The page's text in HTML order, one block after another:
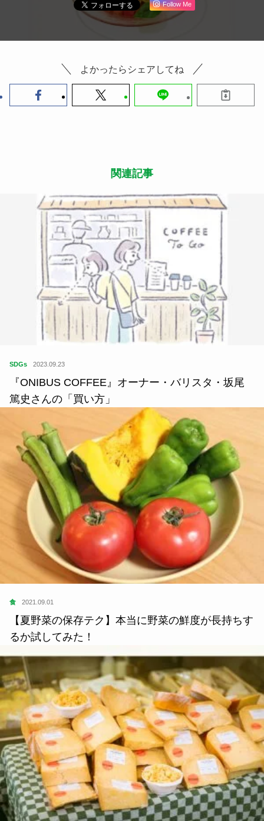
Follow Me
よかったらシェアしてね
関連記事
SDGs 2023.09.23
『ONIBUS COFFEE』オーナー・バリスタ・坂尾
篤史さんの「買い方」
食 2021.09.01
【夏野菜の保存テク】本当に野菜の鮮度が長持ちす
るか試してみた！